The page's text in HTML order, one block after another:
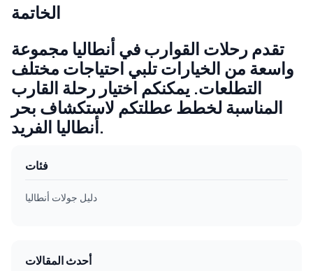
الخاتمة
تقدم رحلات القوارب في أنطاليا مجموعة
واسعة من الخيارات تلبي احتياجات مختلف
التطلعات. يمكنكم اختيار رحلة القارب
المناسبة لخطط عطلتكم لاستكشاف بحر
أنطاليا الفريد.
فئات
دليل جولات أنطاليا
أحدث المقالات